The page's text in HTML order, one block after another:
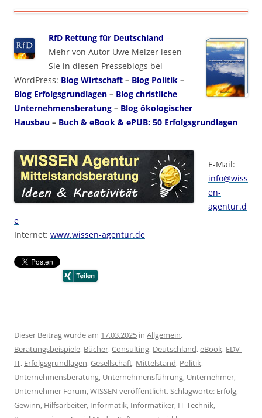
RfD Rettung für Deutschland –
Mehr von Autor Uwe Melzer lesen
Sie in diesen Presseblogs bei
WordPress: Blog Wirtschaft – Blog Politik –
Blog Erfolgsgrundlagen – Blog christliche
Unternehmensberatung – Blog ökologischer
Hausbau – Buch & eBook & ePUB: 50 Erfolgsgrundlagen
E-Mail:
info@wiss
en-
agentur.d
e
Internet: www.wissen-agentur.de
Dieser Beitrag wurde am 17.03.2025 in Allgemein,
Beratungsbeispiele, Bücher,Consulting, Deutschland,eBook, EDV-
IT, Erfolgsgrundlagen,Gesellschaft, Mittelstand, Politik,
Unternehmensberatung, Unternehmensführung, Unternehmer,
Unternehmer Forum,WISSEN veröffentlicht. Schlagworte: Erfolg,
Gewinn, Hilfsarbeiter, Informatik, Informatiker, IT-Technik,